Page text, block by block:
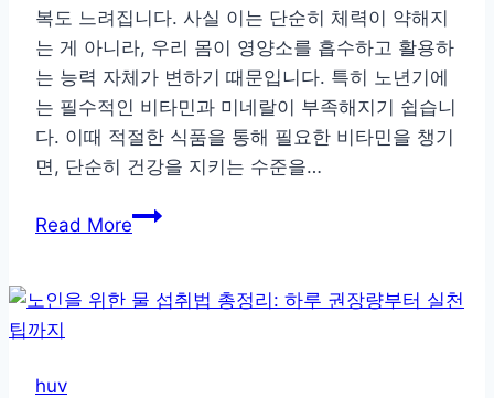
복도 느려집니다. 사실 이는 단순히 체력이 약해지
는 게 아니라, 우리 몸이 영양소를 흡수하고 활용하
는 능력 자체가 변하기 때문입니다. 특히 노년기에
는 필수적인 비타민과 미네랄이 부족해지기 쉽습니
다. 이때 적절한 식품을 통해 필요한 비타민을 챙기
면, 단순히 건강을 지키는 수준을…
Read More노
에
huv